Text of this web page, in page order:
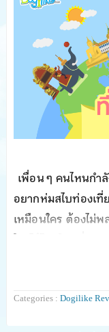
เพื่อน ๆ คนไหนกำ
อยากห่มสไบท่องเ
เหมือนใคร ต้องไม่
ใครได้ไปเยือนที่จังห
ต่างก็พากันหลงรัก
ในวันนี้ปังปอนด์ก็เล
Categories : Dogilike